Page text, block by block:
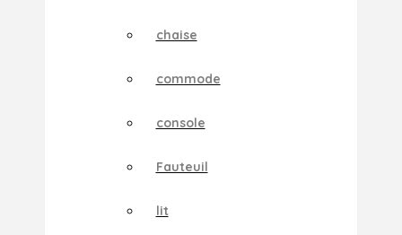
chaise
commode
console
Fauteuil
lit